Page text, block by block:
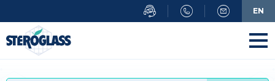
al
contenuto
principale
EN